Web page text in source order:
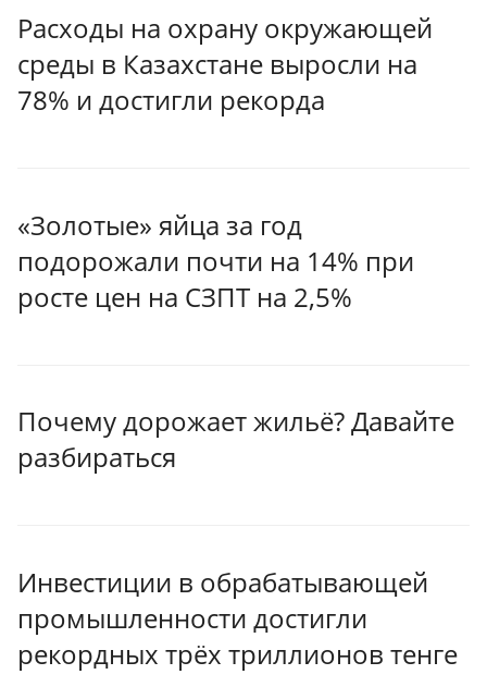
Расходы на охрану окружающей
среды в Казахстане выросли на
78% и достигли рекорда
«Золотые» яйца за год
подорожали почти на 14% при
росте цен на СЗПТ на 2,5%
Почему дорожает жильё? Давайте
разбираться
Инвестиции в обрабатывающей
промышленности достигли
рекордных трёх триллионов тенге